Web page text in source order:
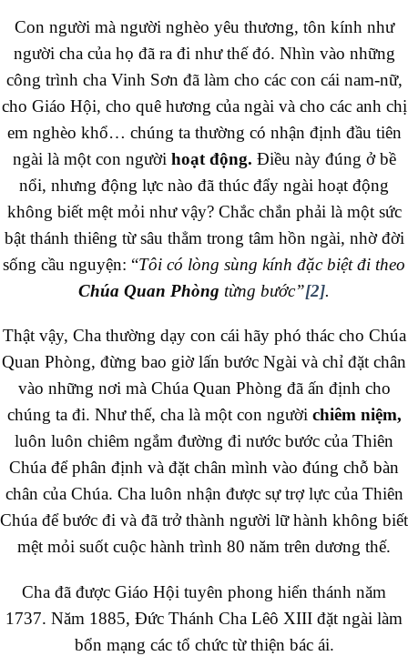
Con người mà người nghèo yêu thương, tôn kính như
người cha của họ đã ra đi như thế đó. Nhìn vào những
công trình cha Vinh Sơn đã làm cho các con cái nam-nữ,
cho Giáo Hội, cho quê hương của ngài và cho các anh chị
em nghèo khổ… chúng ta thường có nhận định đầu tiên
ngài là một con người hoạt động. Điều này đúng ở bề
nổi, nhưng động lực nào đã thúc đẩy ngài hoạt động
không biết mệt mỏi như vậy? Chắc chắn phải là một sức
bật thánh thiêng từ sâu thẳm trong tâm hồn ngài, nhờ đời
sống cầu nguyện: “Tôi có lòng sùng kính đặc biệt đi theo
Chúa Quan Phòng từng bước”[2].
Thật vậy, Cha thường dạy con cái hãy phó thác cho Chúa
Quan Phòng, đừng bao giờ lấn bước Ngài và chỉ đặt chân
vào những nơi mà Chúa Quan Phòng đã ấn định cho
chúng ta đi. Như thế, cha là một con người chiêm niệm,
luôn luôn chiêm ngắm đường đi nước bước của Thiên
Chúa để phân định và đặt chân mình vào đúng chỗ bàn
chân của Chúa. Cha luôn nhận được sự trợ lực của Thiên
Chúa để bước đi và đã trở thành người lữ hành không biết
mệt mỏi suốt cuộc hành trình 80 năm trên dương thế.
Cha đã được Giáo Hội tuyên phong hiển thánh năm
1737. Năm 1885, Đức Thánh Cha Lêô XIII đặt ngài làm
bổn mạng các tổ chức từ thiện bác ái.